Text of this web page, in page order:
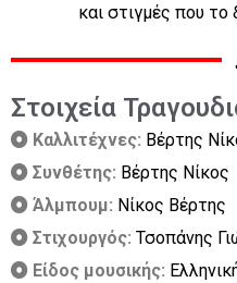
και στιγμές που
Στοιχεία
Καλλιτέχνες: Βέρτης
Συνθέτης: Βέρτης Νίκος
Άλμπουμ: Νίκος Βέρτης
Στιχουργός: Τσοπάνης
Είδος μουσικής: